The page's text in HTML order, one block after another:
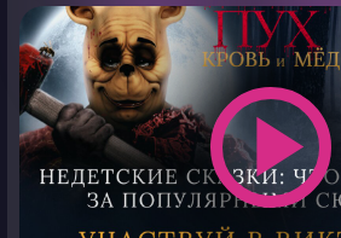
play_arrow